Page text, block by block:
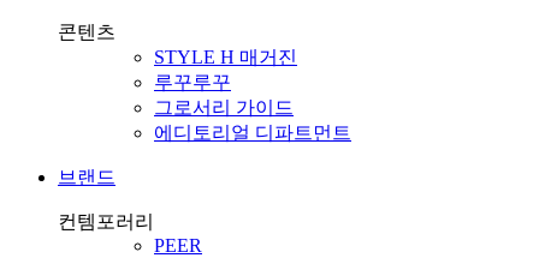
콘텐츠
STYLE H 매거진
루꾸루꾸
그로서리 가이드
에디토리얼 디파트먼트
브랜드
컨템포러리
PEER